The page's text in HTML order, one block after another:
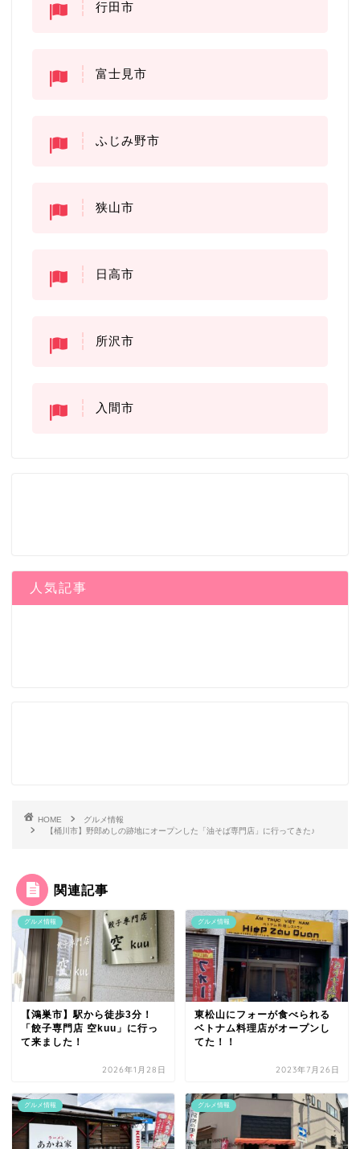
行田市
富士見市
ふじみ野市
狭山市
日高市
所沢市
入間市
人気記事
HOME
グルメ情報
【桶川市】野郎めしの跡地にオープンした「油そば専門店」に行ってきた♪
関連記事
グルメ情報
【鴻巣市】駅から徒歩3分！
「餃子専門店 空kuu」に行っ
て来ました！
2026年1月28日
グルメ情報
東松山にフォーが食べられる
ベトナム料理店がオープンし
てた！！
2023年7月26日
グルメ情報 グルメ情報